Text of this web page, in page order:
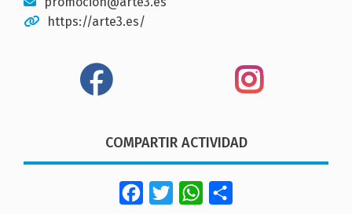
https://arte3.es/
COMPARTIR ACTIVIDAD
FacebookTwitterWhatsApp